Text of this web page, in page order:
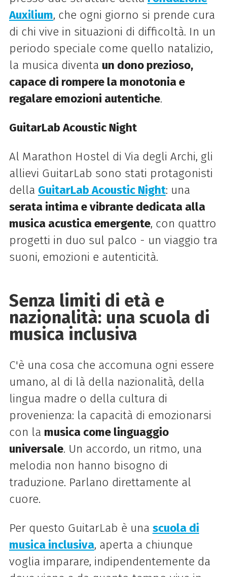
Auxilium, che ogni giorno si prende cura
di chi vive in situazioni di difficoltà. In un
periodo speciale come quello natalizio,
la musica diventa un dono prezioso,
capace di rompere la monotonia e
regalare emozioni autentiche.
GuitarLab Acoustic Night
Al Marathon Hostel di Via degli Archi, gli
allievi GuitarLab sono stati protagonisti
della GuitarLab Acoustic Night: una
serata intima e vibrante dedicata alla
musica acustica emergente, con quattro
progetti in duo sul palco - un viaggio tra
suoni, emozioni e autenticità.
Senza limiti di età e
nazionalità: una scuola di
musica inclusiva
C'è una cosa che accomuna ogni essere
umano, al di là della nazionalità, della
lingua madre o della cultura di
provenienza: la capacità di emozionarsi
con la musica come linguaggio
universale. Un accordo, un ritmo, una
melodia non hanno bisogno di
traduzione. Parlano direttamente al
cuore.
Per questo GuitarLab è una scuola di
musica inclusiva, aperta a chiunque
voglia imparare, indipendentemente da